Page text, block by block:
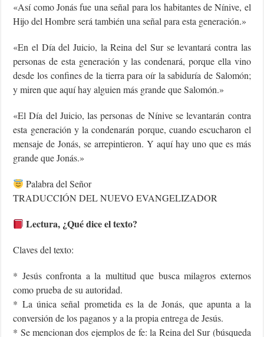
«Así como Jonás fue una señal para los habitantes de Nínive, el
Hijo del Hombre será también una señal para esta generación.»
«En el Día del Juicio, la Reina del Sur se levantará contra las
personas de esta generación y las condenará, porque ella vino
desde los confines de la tierra para oír la sabiduría de Salomón;
y miren que aquí hay alguien más grande que Salomón.»
«El Día del Juicio, las personas de Nínive se levantarán contra
esta generación y la condenarán porque, cuando escucharon el
mensaje de Jonás, se arrepintieron. Y aquí hay uno que es más
grande que Jonás.»
Palabra del Señor
TRADUCCIÓN DEL NUEVO EVANGELIZADOR
Lectura, ¿Qué dice el texto?
Claves del texto:
* Jesús confronta a la multitud que busca milagros externos
como prueba de su autoridad.
* La única señal prometida es la de Jonás, que apunta a la
conversión de los paganos y a la propia entrega de Jesús.
* Se mencionan dos ejemplos de fe: la Reina del Sur (búsqueda